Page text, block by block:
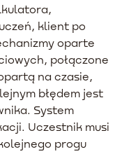
klient po
oparte
połączone
na czasie,
błędem jest
System
Uczestnik musi
progu